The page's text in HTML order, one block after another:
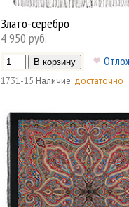
Злато-серебро
4 950 руб.
1731-15 Наличие: достаточно